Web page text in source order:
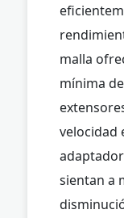
malla
mínima
velocidad
sientan a